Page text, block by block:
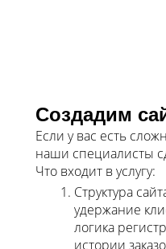
Создадим
Если у вас есть
наши специалисты
Что входит в услугу:
Структура
удержание
логика
истории